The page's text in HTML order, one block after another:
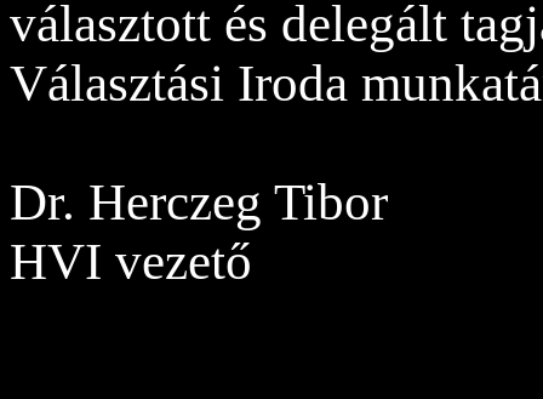
választott és delegált
Választási Iroda
Dr. Herczeg Tibor
HVI vezető